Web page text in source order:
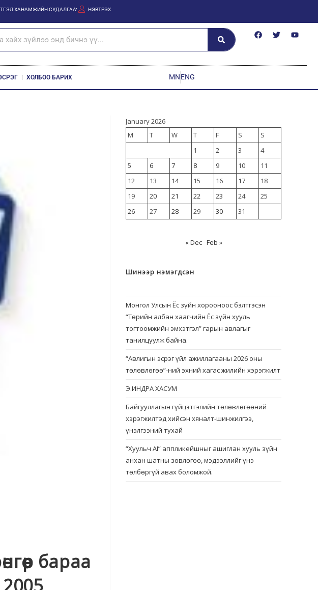
ХАНАМЖИЙН СУДАЛГАА НЭВТРЭХ
ХОЛБОО БАРИХ MNENG
бараа
January 2026
M
T W T F S
S
1
2 3
4
5
6 7 8 9 10
11
12
13 14 15 16 17
18
19
20 21 22 23 24
25
26
27 28 29 30 31
« Dec Feb »
Шинээр нэмэгдсэн
Монгол Улсын Ёс зүйн хорооноос бэлтгэсэн
“Төрийн албан хаагчийн Ёс зүйн хууль
тогтоомжийн эмхэтгэл” гарын авлагыг
танилцуулж байна.
“Авлигын эсрэг үйл ажиллагааны 2026 оны
төлөвлөгөө”-ний эхний хагас жилийн хэрэгжилт
Э.ИНДРА ХАСУМ
Байгууллагын гүйцэтгэлийн төлөвлөгөөний
хэрэгжилтэд хийсэн хяналт-шинжилгээ,
үнэлгээний тухай
“Хуульч АІ” аппликейшныг ашиглан хууль зүйн
анхан шатны зөвлөгөө, мэдээллийг үнэ
төлбөргүй авах боломжой.